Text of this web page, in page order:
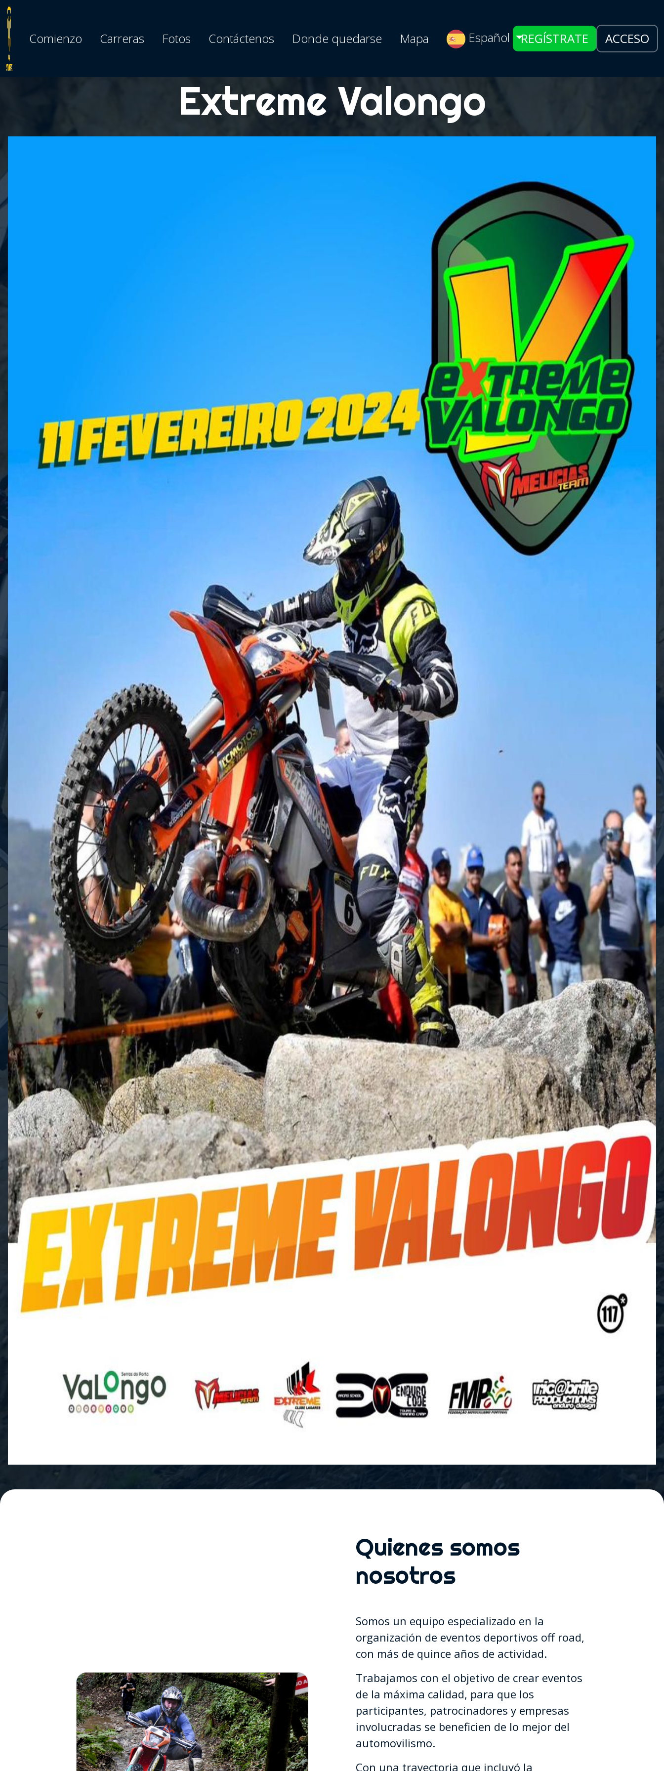
Comienzo Carreras Fotos Contáctenos Donde quedarse Mapa Español REGÍSTRATE ACCESO
Extreme Valongo
Quienes somos
nosotros
Somos un equipo especializado en la
organización de eventos deportivos off road,
con más de quince años de actividad.
Trabajamos con el objetivo de crear eventos
de la máxima calidad, para que los
participantes, patrocinadores y empresas
involucradas se beneficien de lo mejor del
automovilismo.
Con una trayectoria que incluyó la